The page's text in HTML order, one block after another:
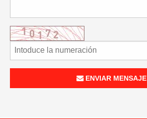
ENVIAR MENSAJE